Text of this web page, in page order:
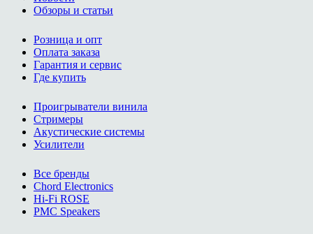
Обзоры и статьи
Розница и опт
Оплата заказа
Гарантия и сервис
Где купить
Проигрыватели винила
Стримеры
Акустические системы
Усилители
Все бренды
Chord Electronics
Hi-Fi ROSE
PMC Speakers